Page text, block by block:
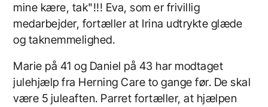
mine kære, tak"!!! Eva, som er frivillig
medarbejder, fortæller at Irina udtrykte glæde
og taknemmelighed.
Marie på 41 og Daniel på 43 har modtaget
julehjælp fra Herning Care to gange før. De skal
være 5 juleaften. Parret fortæller, at hjælpen